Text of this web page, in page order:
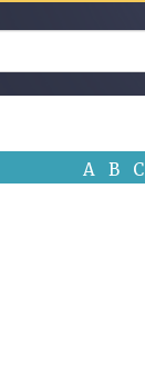
A B C